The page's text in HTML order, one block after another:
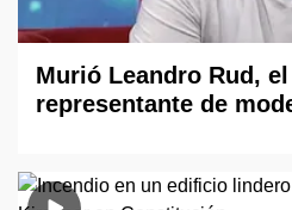
Murió Leandro Rud,
representante de